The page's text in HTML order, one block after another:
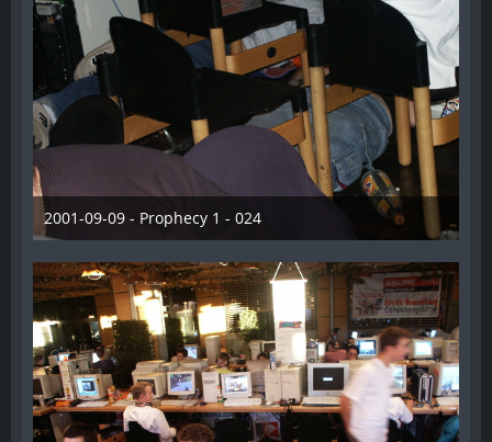
2001-09-09 - Prophecy 1 - 024
28. Dezember 2012